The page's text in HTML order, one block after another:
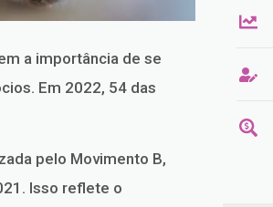
a importância de se
Em 2022, 54 das
pelo Movimento B,
Isso reflete o